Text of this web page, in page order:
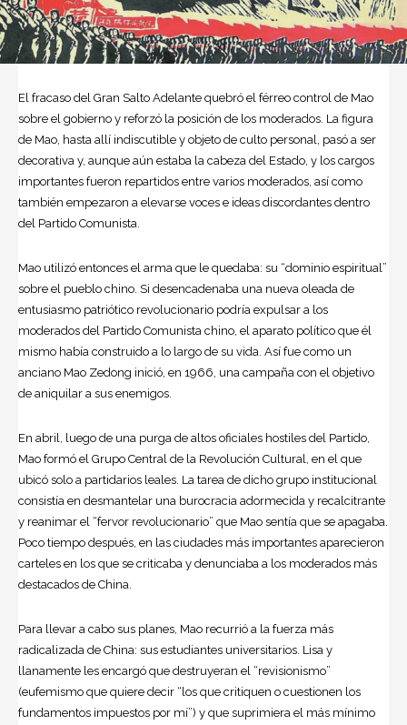
El fracaso del Gran Salto Adelante quebró el férreo control de Mao
sobre el gobierno y reforzó la posición de los moderados. La figura
de Mao, hasta allí indiscutible y objeto de culto personal, pasó a ser
decorativa y, aunque aún estaba la cabeza del Estado, y los cargos
importantes fueron repartidos entre varios moderados, así como
también empezaron a elevarse voces e ideas discordantes dentro
del Partido Comunista.
Mao utilizó entonces el arma que le quedaba: su “dominio espiritual”
sobre el pueblo chino. Si desencadenaba una nueva oleada de
entusiasmo patriótico revolucionario podría expulsar a los
moderados del Partido Comunista chino, el aparato político que él
mismo había construido a lo largo de su vida. Así fue como un
anciano Mao Zedong inició, en 1966, una campaña con el objetivo
de aniquilar a sus enemigos.
En abril, luego de una purga de altos oficiales hostiles del Partido,
Mao formó el Grupo Central de la Revolución Cultural, en el que
ubicó solo a partidarios leales. La tarea de dicho grupo institucional
consistía en desmantelar una burocracia adormecida y recalcitrante
y reanimar el “fervor revolucionario” que Mao sentía que se apagaba.
Poco tiempo después, en las ciudades más importantes aparecieron
carteles en los que se criticaba y denunciaba a los moderados más
destacados de China.
Para llevar a cabo sus planes, Mao recurrió a la fuerza más
radicalizada de China: sus estudiantes universitarios. Lisa y
llanamente les encargó que destruyeran el “revisionismo”
(eufemismo que quiere decir “los que critiquen o cuestionen los
fundamentos impuestos por mí”) y que suprimiera el más mínimo